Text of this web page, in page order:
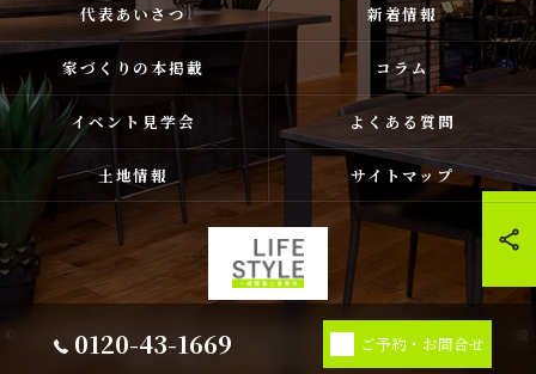
0120-43-1669 ご予約・お問合せ
代表あいさつ 新着情報
家づくりの本掲載 コラム
イベント見学会 よくある質問
土地情報 サイトマップ
© 2026 福岡県古賀市❘福津市❘宗像市❘新宮の注文住宅ならライフスタイル 一級
建築士事務所 ALL RIGHTS RESERVED.